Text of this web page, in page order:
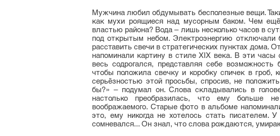
Мужчина любил обдумывать бесполезные вещи.
как мухи роящиеся над мусорным баком. Чем
властью района? Вода – лишь несколько часов в
под открытым небом. Электроэнергию отключали
расставить свечи в стратегических пунктах дома.
напоминали картину в стиле XIX века. В эти
весь содрогался, представляя себе
чтобы положила свечку и коробку спичек в гроб,
серьёзностью этой просьбы, спросив, не
бы?» – подумал он. Слова складывались в
настолько преобразилась, что ему больше
воображаемого. Старые фото в альбоме
это, ему никогда не хотелось стать
сомневался... Он знал, что слова рождаются,